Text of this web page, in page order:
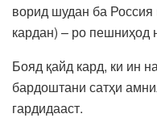
ворид шудан ба Россия
кардан) – ро пешниҳод
Бояд қайд кард, ки ин
бардоштани сатҳи
гардидааст.